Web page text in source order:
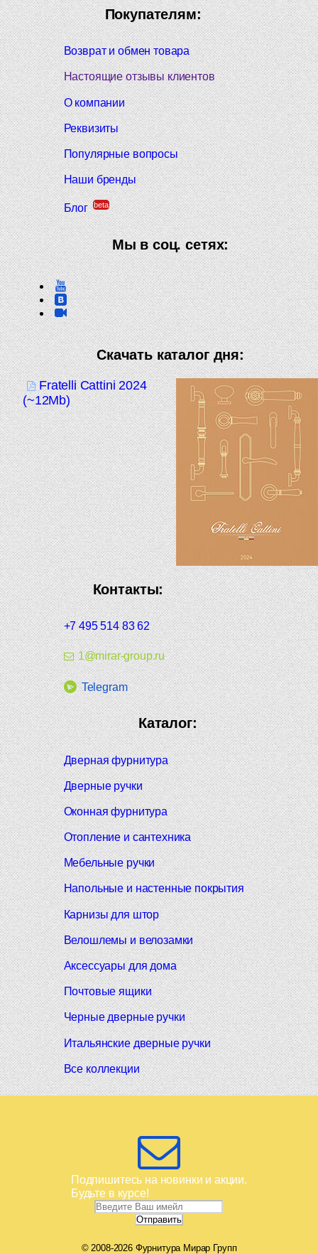
Покупателям:
Возврат и обмен товара
Настоящие отзывы клиентов
О компании
Реквизиты
Популярные вопросы
Наши бренды
Блог beta
Мы в соц. сетях:
Скачать каталог дня:
Fratelli Cattini 2024
(~12Mb)
Контакты:
+7 495 514 83 62
1@mirar-group.ru
Telegram
Каталог:
Дверная фурнитура
Дверные ручки
Оконная фурнитура
Отопление и сантехника
Мебельные ручки
Напольные и настенные покрытия
Карнизы для штор
Велошлемы и велозамки
Аксессуары для дома
Почтовые ящики
Черные дверные ручки
Итальянские дверные ручки
Все коллекции
Подпишитесь на новинки и акции.
Будьте в курсе!
© 2008-2026 Фурнитура Мирар Групп